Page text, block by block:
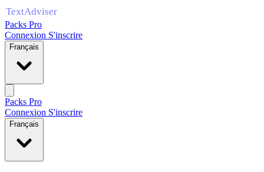
Packs Pro
Connexion S'inscrire
Français
Packs Pro
Connexion S'inscrire
Français